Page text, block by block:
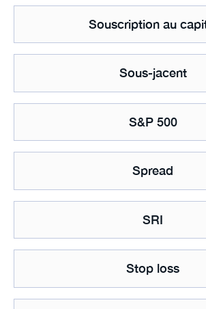
Souscription au
Sous-jacent
S&P 500
Spread
SRI
Stop loss